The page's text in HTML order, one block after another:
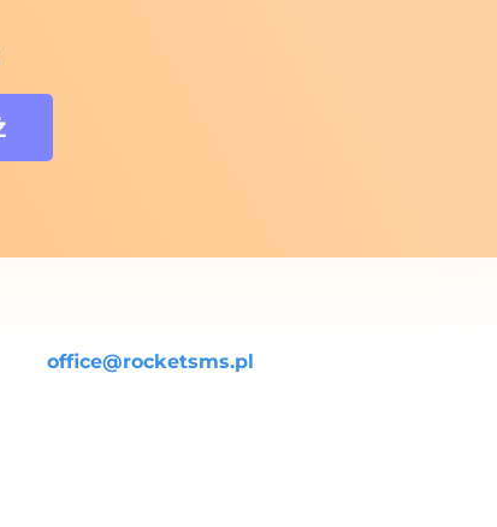
office@rocketsms.pl